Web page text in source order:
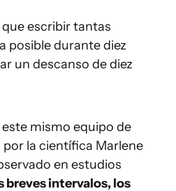
escribir tantas
posible durante diez
un descanso de diez
mismo equipo de
la científica Marlene
en estudios
breves intervalos, los